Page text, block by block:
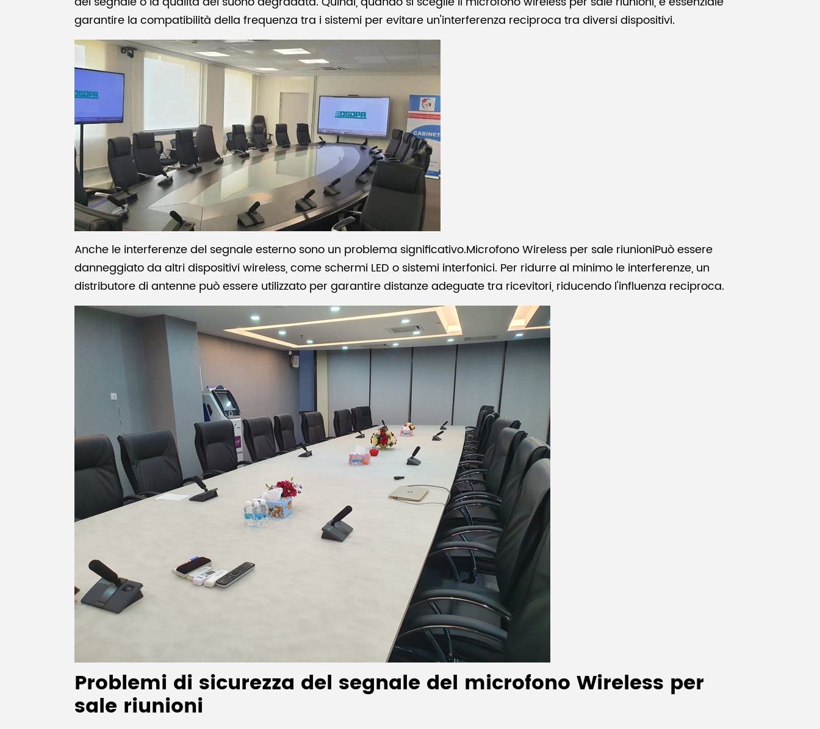
garantire la compatibilità della frequenza tra i sistemi per evitare un'interferenza reciproca tra diversi dispositivi.
Anche le interferenze del segnale esterno sono un problema significativo.Microfono Wireless per sale riunioniPuò essere
danneggiato da altri dispositivi wireless, come schermi LED o sistemi interfonici. Per ridurre al minimo le interferenze, un
distributore di antenne può essere utilizzato per garantire distanze adeguate tra ricevitori, riducendo l'influenza reciproca.
Problemi di sicurezza del segnale del microfono Wireless per
sale riunioni